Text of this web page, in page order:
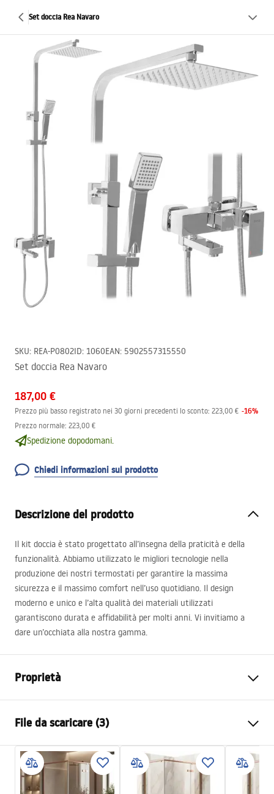
Set doccia Rea Navaro
SKU: REA-P0802ID: 1060EAN: 5902557315550
Set doccia Rea Navaro
187,00 €
Prezzo più basso registrato nei 30 giorni precedenti lo sconto: 223,00 € -16%
Prezzo normale: 223,00 €
Spedizione dopodomani.
Chiedi informazioni sul prodotto
Descrizione del prodotto
Il kit doccia è stato progettato all’insegna della praticità e della
funzionalità. Abbiamo utilizzato le migliori tecnologie nella
produzione dei nostri termostati per garantire la massima
sicurezza e il massimo comfort nell’uso quotidiano. Il design
moderno e unico e l’alta qualità dei materiali utilizzati
garantiscono durata e affidabilità per molti anni. Vi invitiamo a
dare un’occhiata alla nostra gamma.
Proprietà
Materiale
Tipo di rubinetto
Monocomando
Metodo di installazione
Da superficie
Regolazione dell’altezza
SÌ
File da scaricare (3)
Informazioni sulla sicurezza
Safety_Information_Shower_set.pdf